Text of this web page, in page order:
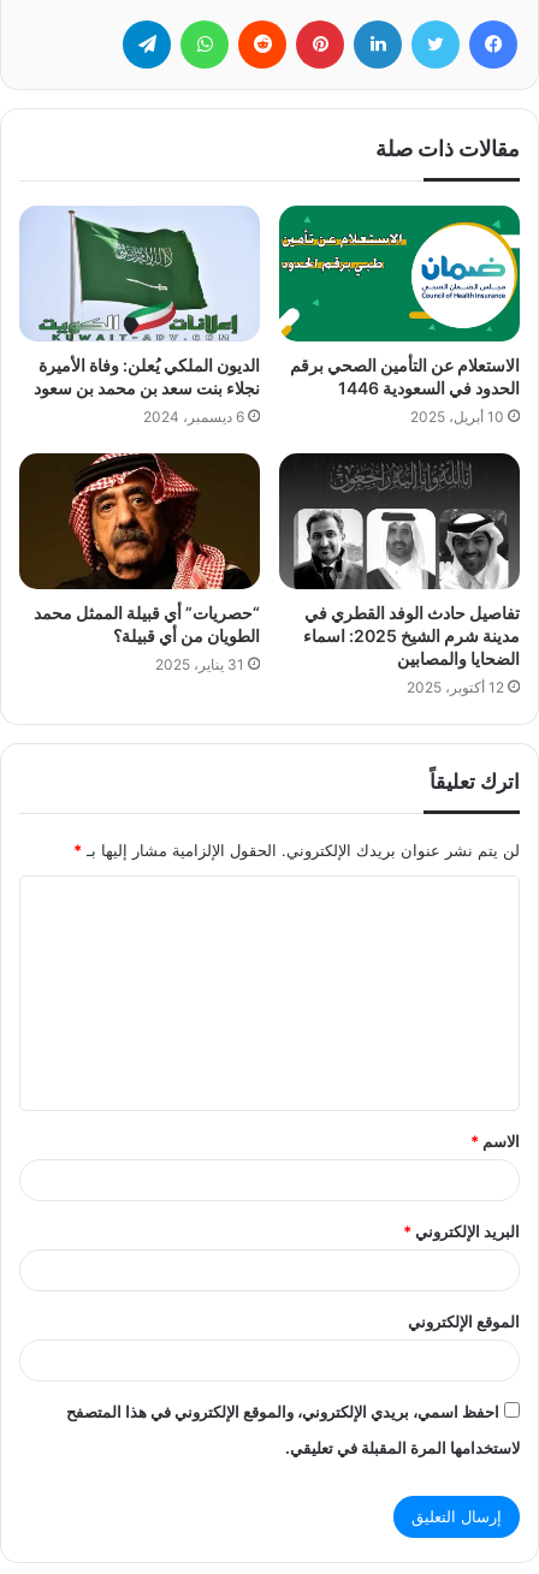
مقالات ذات صلة
الاستعلام عن التأمين الصحي برقم
الحدود في السعودية 1446
10 أبريل، 2025
الديون الملكي يُعلن: وفاة الأميرة
نجلاء بنت سعد بن محمد بن سعود
6 ديسمبر، 2024
تفاصيل حادث الوفد القطري في
مدينة شرم الشيخ 2025: اسماء
الضحايا والمصابين
12 أكتوبر، 2025
“حصريات” أي قبيلة الممثل محمد
الطويان من أي قبيلة؟
31 يناير، 2025
اترك تعليقاً
لن يتم نشر عنوان بريدك الإلكتروني. الحقول الإلزامية مشار إليها بـ *
ق
*
الاسم *
البريد الإلكتروني*
الموقع الإلكتروني
احفظ اسمي، بريدي الإلكتروني، والموقع الإلكتروني في هذا المتصفح
لاستخدامها المرة المقبلة في تعليقي.